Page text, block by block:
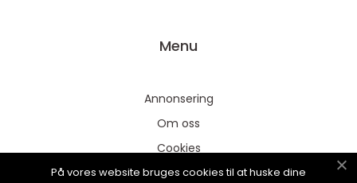
Menu
Annonsering
Om oss
Cookies
Kontakta oss
På vores website bruges cookies til at huske dine